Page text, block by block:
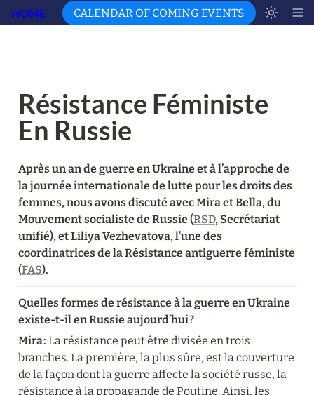
HOME CALENDAR OF COMING EVENTS
Résistance Féministe
En Russie
Après un an de guerre en Ukraine et à l’approche de
la journée internationale de lutte pour les droits des
femmes, nous avons discuté avec Mira et Bella, du
Mouvement socialiste de Russie (RSD, Secrétariat
unifié), et Liliya Vezhevatova, l’une des
coordinatrices de la Résistance antiguerre féministe
(FAS).
Quelles formes de résistance à la guerre en Ukraine
existe-t-il en Russie aujourd’hui ?
Mira : La résistance peut être divisée en trois
branches. La première, la plus sûre, est la couverture
de la façon dont la guerre affecte la société russe, la
résistance à la propagande de Poutine. Ainsi, les